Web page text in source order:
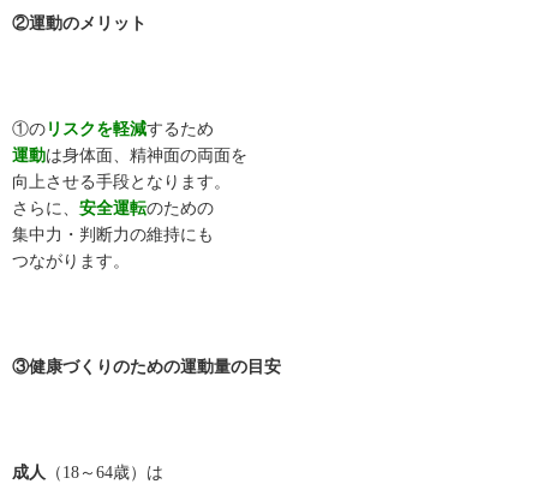
②運動のメリット
①の リスクを軽減するため
運動は身体面、精神面の両面を
向上させる手段となります。
さらに、 安全運転のための
集中力・判断力の維持にも
つながります。
③健康づくりのための運動量の目安
成人 （18～64歳）は